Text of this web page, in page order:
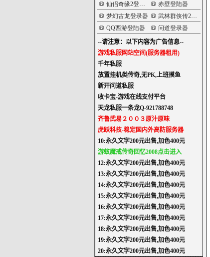
仙侣奇缘2登陆器
赤壁登陆器
梦幻古龙登录器
武林群侠传2登陆器
QQ西游登陆器
问道登录器